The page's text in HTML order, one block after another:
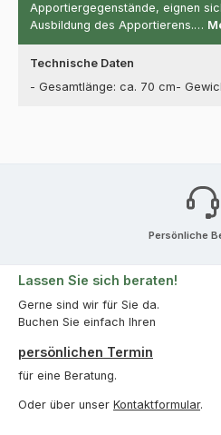
Apportiergegenstände, eignen
Ausbildung des Apportierens.…
Technische Daten
- Gesamtlänge: ca. 70 cm-
Persönliche
Lassen Sie sich beraten!
Gerne sind wir für Sie da.
Buchen Sie einfach Ihren
persönlichen Termin
für eine Beratung.
Oder über unser Kontaktformular.